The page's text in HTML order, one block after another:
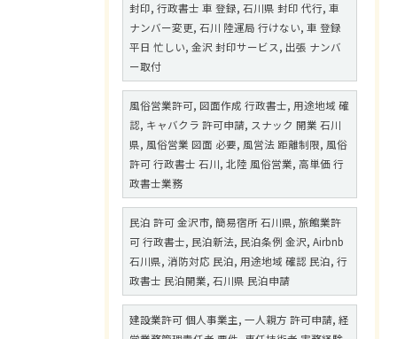
封印, 行政書士 車 登録, 石川県 封印 代行, 車
ナンバー変更, 石川 陸運局 行けない, 車 登録
平日 忙しい, 金沢 封印サービス, 出張 ナンバ
ー取付
風俗営業許可, 図面作成 行政書士, 用途地域 確
認, キャバクラ 許可申請, スナック 開業 石川
県, 風俗営業 図面 必要, 風営法 距離制限, 風俗
許可 行政書士 石川, 北陸 風俗営業, 高単価 行
政書士業務
民泊 許可 金沢市, 簡易宿所 石川県, 旅館業許
可 行政書士, 民泊新法, 民泊条例 金沢, Airbnb
石川県, 消防対応 民泊, 用途地域 確認 民泊, 行
政書士 民泊開業, 石川県 民泊申請
建設業許可 個人事業主, 一人親方 許可申請, 経